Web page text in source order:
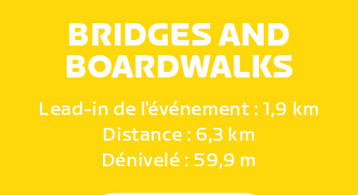
BRIDGES AND
BOARDWALKS
Lead-in de l'événement : 1,9 km
Distance : 6,3 km
Dénivelé : 59,9 m